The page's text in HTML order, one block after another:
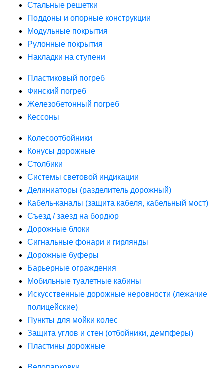
Стальные решетки
Поддоны и опорные конструкции
Модульные покрытия
Рулонные покрытия
Накладки на ступени
Пластиковый погреб
Финский погреб
Железобетонный погреб
Кессоны
Колесоотбойники
Конусы дорожные
Столбики
Системы световой индикации
Делиниаторы (разделитель дорожный)
Кабель-каналы (защита кабеля, кабельный мост)
Съезд / заезд на бордюр
Дорожные блоки
Сигнальные фонари и гирлянды
Дорожные буферы
Барьерные ограждения
Мобильные туалетные кабины
Искусственные дорожные неровности (лежачие
полицейские)
Пункты для мойки колес
Защита углов и стен (отбойники, демпферы)
Пластины дорожные